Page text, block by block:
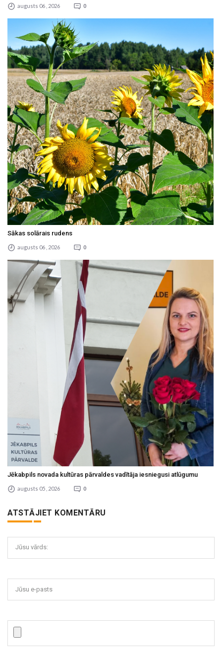
augusts 06 , 2026 0
Sākas solārais rudens
augusts 06 , 2026 0
Jēkabpils novada kultūras pārvaldes vadītāja iesniegusi atlūgumu
augusts 05 , 2026 0
ATSTĀJIET KOMENTĀRU
Jūsu vārds:
Jūsu e-pasts